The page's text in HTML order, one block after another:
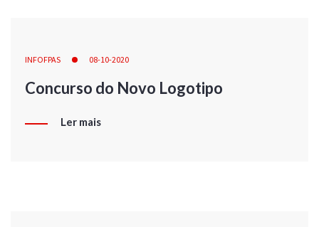
INFOFPAS 08-10-2020
Concurso do Novo Logotipo
Ler mais